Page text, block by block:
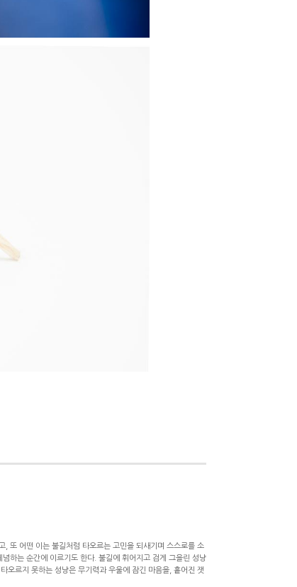
또 어떤 이는 불길처럼 타오르는 고민을 되새기며 스스로를 소
하는 순간에 이르기도 한다. 불길에 휘어지고 검게 그을린 성냥
오르지 못하는 성냥은 무기력과 우울에 잠긴 마음을, 흩어진 잿